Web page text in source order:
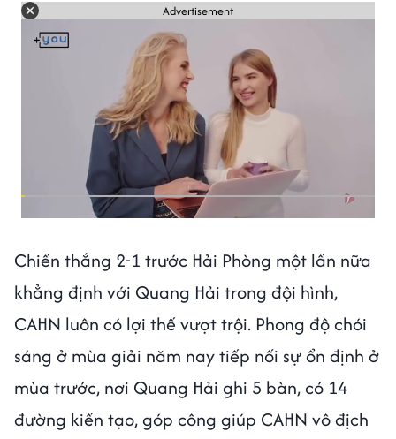
Advertisement
Chiến thắng 2-1 trước Hải Phòng một lần nữa
khẳng định với Quang Hải trong đội hình,
CAHN luôn có lợi thế vượt trội. Phong độ chói
sáng ở mùa giải năm nay tiếp nối sự ổn định ở
mùa trước, nơi Quang Hải ghi 5 bàn, có 14
đường kiến tạo, góp công giúp CAHN vô địch